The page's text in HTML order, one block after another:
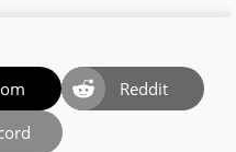
Reddit